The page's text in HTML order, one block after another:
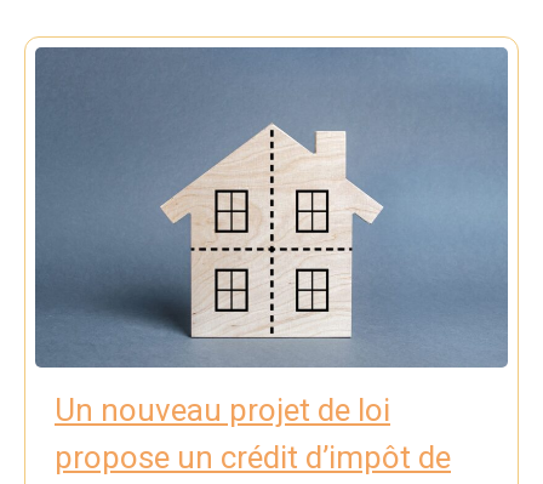
Un nouveau projet de loi
propose un crédit d’impôt de